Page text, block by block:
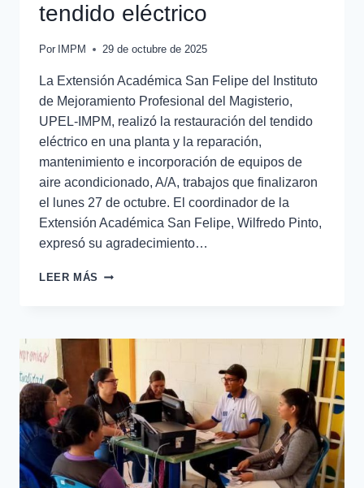
tendido eléctrico
Por IMPM 29 de octubre de 2025
La Extensión Académica San Felipe del Instituto
de Mejoramiento Profesional del Magisterio,
UPEL-IMPM, realizó la restauración del tendido
eléctrico en una planta y la reparación,
mantenimiento e incorporación de equipos de
aire acondicionado, A/A, trabajos que finalizaron
el lunes 27 de octubre. El coordinador de la
Extensión Académica San Felipe, Wilfredo Pinto,
expresó su agradecimiento…
LEER MÁS